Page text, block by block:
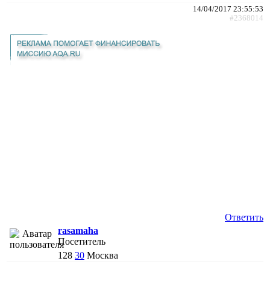
14/04/2017 23:55:53
#2368014
Ответить
rasamaha
Посетитель
128 30 Москва